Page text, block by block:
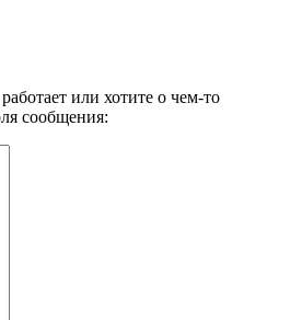
или хотите о чем-то
сообщения: